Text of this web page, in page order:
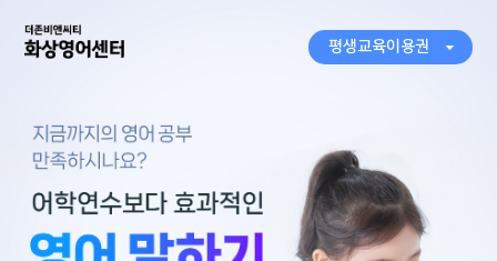
평생교육이용권